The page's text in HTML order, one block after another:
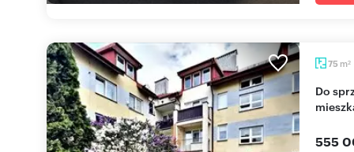
75 m2
Do sprzedania przestronne dwupoziomowe
555